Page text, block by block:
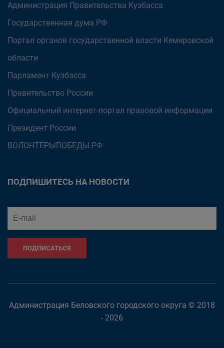
Администрация Правительства Кузбасса
Государственная дума РФ
Портал органов государственной власти Кемеровской
области
Парламент Кузбасса
Правительство России
Официальный интернет-портал правовой информации
Президент России
ВОЛОНТЕРЫПОБЕДЫ.РФ
ПОДПИШИТЕСЬ НА НОВОСТИ
ПОДПИСАТЬСЯ
Администрация Беловского городского округа © 2018
- 2026